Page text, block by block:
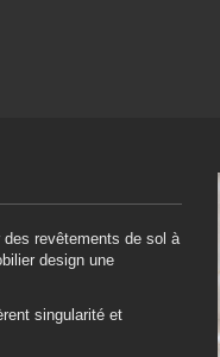
des revêtements de sol à
design une
singularité et